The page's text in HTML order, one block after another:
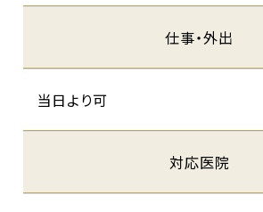
仕事・外出
当日より可
対応医院